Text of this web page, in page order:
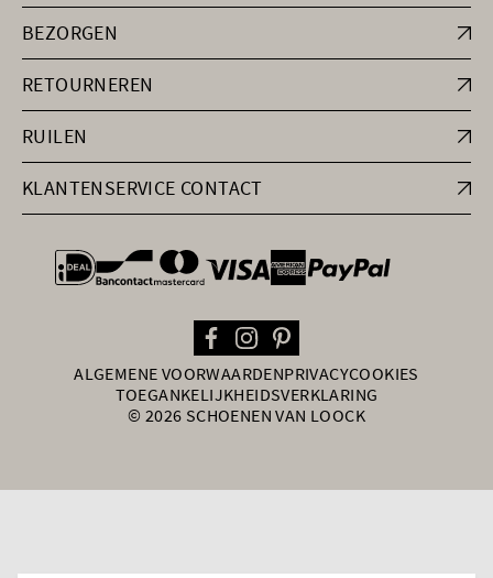
BEZORGEN
RETOURNEREN
RUILEN
KLANTENSERVICE CONTACT
general.paymentOptions
ALGEMENE VOORWAARDENPRIVACYCOOKIES
TOEGANKELIJKHEIDSVERKLARING
© 2026 SCHOENEN VAN LOOCK